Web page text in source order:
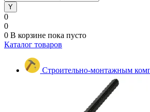
0
0
0 В корзине пока пусто
Каталог товаров
Строительно-монтажным